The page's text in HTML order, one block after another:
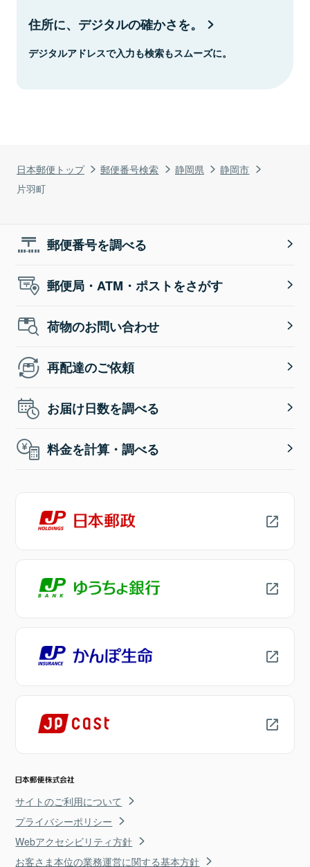
日本郵便トップ 郵便番号検索 静岡県
静岡市
片羽町
住所に、デジタルの確かさを。
デジタルアドレスで入力も検索もスムーズに。
郵便番号を調べる
郵便局・ATM・ポストをさがす
荷物のお問い合わせ
再配達のご依頼
お届け日数を調べる
料金を計算・調べる
サイトのご利用について
プライバシーポリシー
Webアクセシビリティ方針
お客さま本位の業務運営に関する基本方針